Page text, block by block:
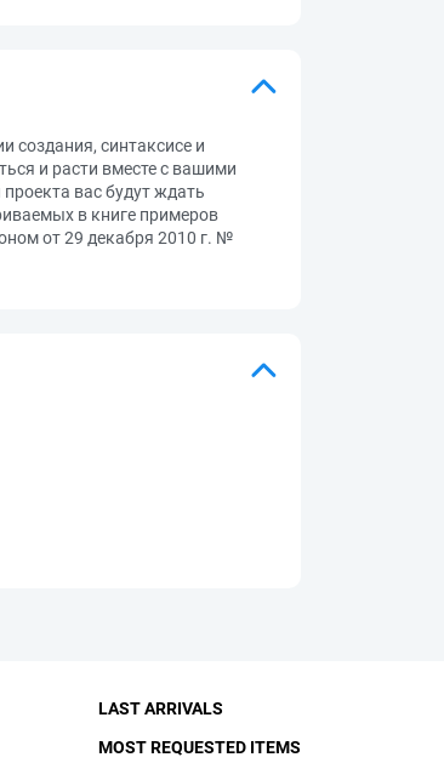
создания, синтаксисе и
и расти вместе с вашими
вас будут ждать
в книге примеров
от 29 декабря 2010 г. №
LAST ARRIVALS
MOST REQUESTED ITEMS